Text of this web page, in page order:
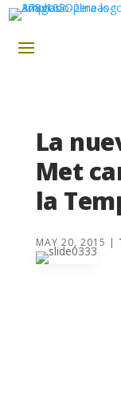
La
Met
la
MAY 20, 2015 |